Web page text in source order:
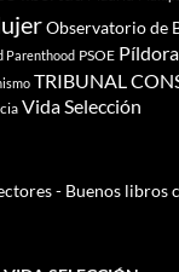
Observatorio de
Parenthood PSOE
TRIBUNAL
Vida Selección